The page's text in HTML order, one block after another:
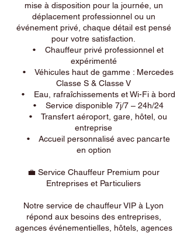
mise à disposition pour la journée, un
déplacement professionnel ou un
événement privé, chaque détail est pensé
pour votre satisfaction.
• Chauffeur privé professionnel et
expérimenté
• Véhicules haut de gamme : Mercedes
Classe S & Classe V
• Eau, rafraîchissements et Wi-Fi à bord
• Service disponible 7j/7 – 24h/24
• Transfert aéroport, gare, hôtel, ou
entreprise
• Accueil personnalisé avec pancarte
en option
💼 Service Chauffeur Premium pour
Entreprises et Particuliers
Notre service de chauffeur VIP à Lyon
répond aux besoins des entreprises,
agences événementielles, hôtels, agences